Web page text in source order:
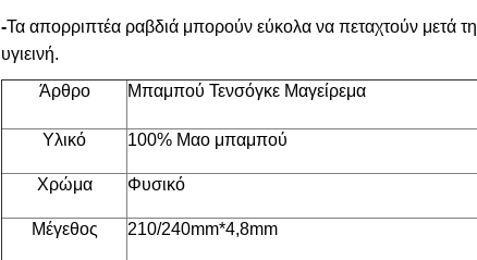
-Τα απορριπτέα ραβδιά μπορούν εύκολα να πεταχτούν μετά τη
υγιεινή.
Άρθρο
Μπαμπού Τενσόγκε Μαγείρεμα
Υλικό 100% Μαο μπαμπού
Χρώμα Φυσικό
Μέγεθος 210/240mm*4,8mm